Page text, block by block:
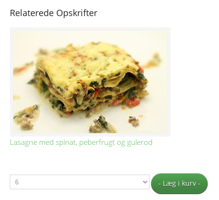
Relaterede Opskrifter
Lasagne med spinat, peberfrugt og gulerod
- Læg i kurv -